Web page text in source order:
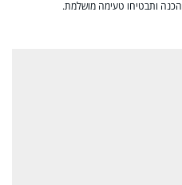
ותבטיחו טעימה מושלמת.